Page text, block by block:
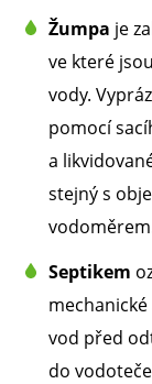
Žumpa je
ve které
vody.
pomocí
a
stejný s
Septikem
vod před
do